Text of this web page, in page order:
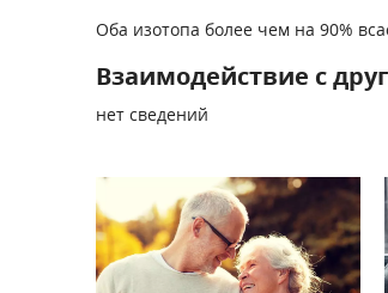
Оба изотопа более чем на 90%
Взаимодействие с
нет сведений